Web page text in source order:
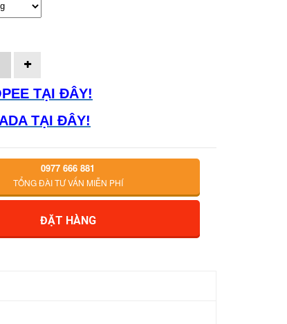
TẠI ĐÂY!
TẠI ĐÂY!
0977 666 881
TỔNG ĐÀI TƯ VẤN MIỄN PHÍ
ĐẶT HÀNG